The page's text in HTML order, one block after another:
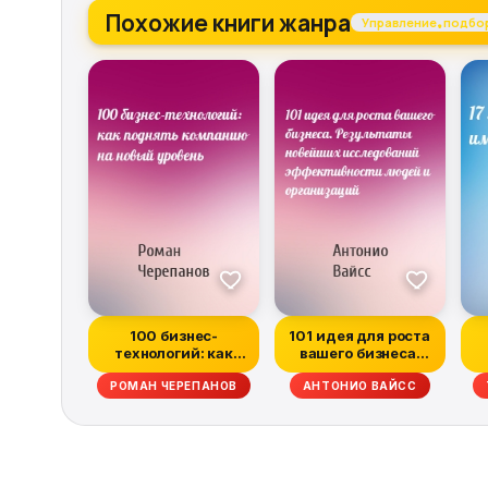
Похожие книги жанра Управление,
100 бизнес-
технологий: как
поднять компанию
на нов...
РОМАН ЧЕРЕПАНОВ
101 идея для роста
вашего бизнеса.
Результаты нове...
АНТОНИО ВАЙСС